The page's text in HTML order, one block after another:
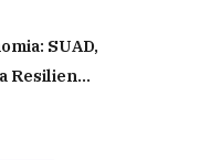
SUAD,
Resilienza